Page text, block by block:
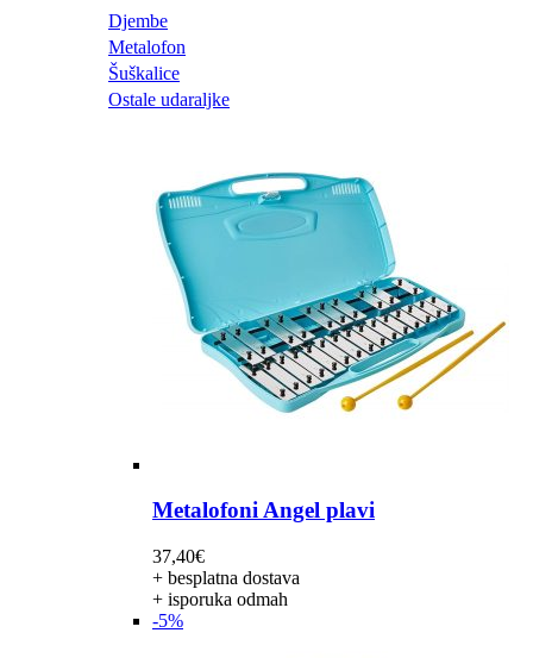
Djembe
Metalofon
Šuškalice
Ostale udaraljke
Metalofoni Angel plavi
37,40€
+ besplatna dostava
+ isporuka odmah
-5%